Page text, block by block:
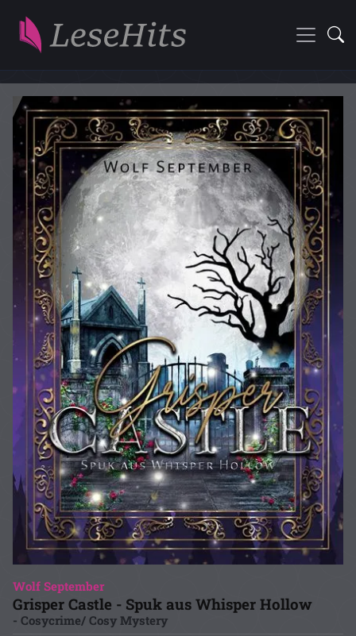
Wolf September
Grisper Castle - Spuk aus Whisper Hollow
- Cosycrime/ Cosy Mystery